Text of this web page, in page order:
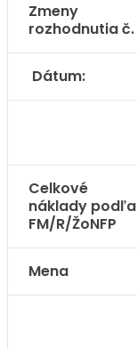
Zmeny
rozhodnutia č.
Dátum:
Celkové
náklady podľa
FM/R/ŽoNFP
Mena